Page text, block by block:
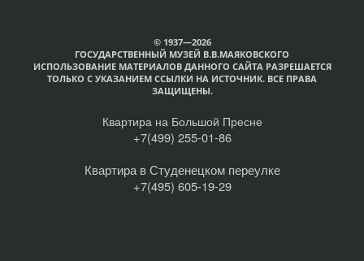
© 1937—2026
ГОСУДАРСТВЕННЫЙ МУЗЕЙ В.В.МАЯКОВСКОГО
ИСПОЛЬЗОВАНИЕ МАТЕРИАЛОВ ДАННОГО САЙТА РАЗРЕШАЕТСЯ
ТОЛЬКО С УКАЗАНИЕМ ССЫЛКИ НА ИСТОЧНИК. ВСЕ ПРАВА
ЗАЩИЩЕНЫ.
Квартира на Большой Пресне
+7(499) 255-01-86
Квартира в Студенецком переулке
+7(495) 605-19-29